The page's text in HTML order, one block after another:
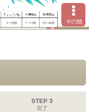
その他
STEP 3
完了